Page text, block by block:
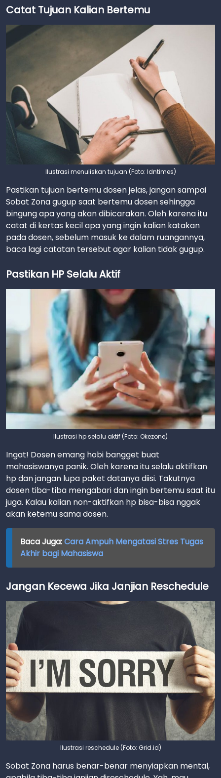
Catat Tujuan Kalian Bertemu
Ilustrasi menuliskan tujuan (Foto: Idntimes)
Pastikan tujuan bertemu dosen jelas, jangan sampai
Sobat Zona gugup saat bertemu dosen sehingga
bingung apa yang akan dibicarakan. Oleh karena itu
catat di kertas kecil apa yang ingin kalian katakan
pada dosen, sebelum masuk ke dalam ruangannya,
baca lagi catatan tersebut agar kalian tidak gugup.
Pastikan HP Selalu Aktif
Ilustrasi hp selalu aktif (Foto: Okezone)
Ingat! Dosen emang hobi bangget buat
mahasiswanya panik. Oleh karena itu selalu aktifkan
hp dan jangan lupa paket datanya diisi. Takutnya
dosen tiba-tiba mengabari dan ingin bertemu saat itu
juga. Kalau kalian non-aktifkan hp bisa-bisa nggak
akan ketemu sama dosen.
Baca Juga:Cara Ampuh Mengatasi Stres Tugas
Akhir bagi Mahasiswa
Jangan Kecewa Jika Janjian Reschedule
Ilustrasi reschedule (Foto: Grid.id)
Sobat Zona harus benar-benar menyiapkan mental,